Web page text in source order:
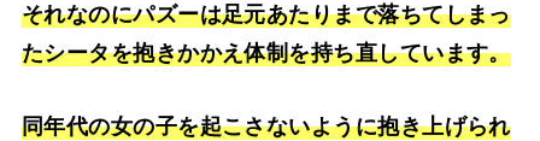
それなのにパズーは足元あたりまで落ちてしまっ
たシータを抱きかかえ体制を持ち直しています。
同年代の女の子を起こさないように抱き上げられ